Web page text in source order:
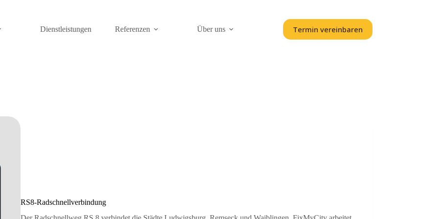
Dienstleistungen Referenzen Über uns Termin vereinbaren
RS8-Radschnellverbindung